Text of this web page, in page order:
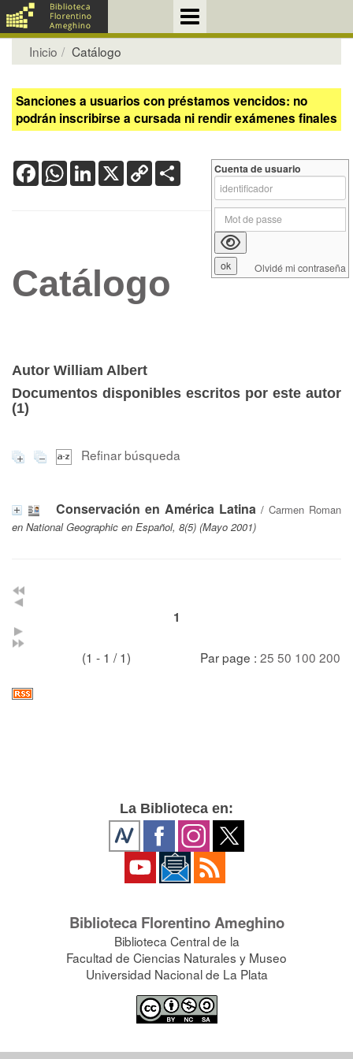
Inicio Catálogo
Sanciones a usuarios con préstamos vencidos: no
podrán inscribirse a cursada ni rendir exámenes finales
FacebookWhatsApp
LinkedIn
X Copy
Link
Catálogo
Autor William Albert
Documentos disponibles escritos por este autor
(1)
Refinar búsqueda
Conservación en América Latina / Carmen Roman
en National Geographic en Español, 8(5) (Mayo 2001)
1
(1 - 1 / 1) Par page : 25 50 100 200
Cuenta de usuario
Olvidé mi contraseña
La Biblioteca en:
Biblioteca Florentino Ameghino
Biblioteca Central de la
Facultad de Ciencias Naturales y Museo
Universidad Nacional de La Plata